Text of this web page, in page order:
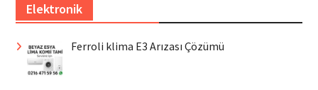
Elektronik
Ferroli klima E3 Arızası Çözümü